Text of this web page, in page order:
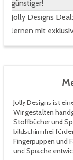
günstiger!
Jolly Designs
lernen mit
Jolly Designs ist
Wir gestalten
Stoffbücher und
bildschirmfrei
Fingerpuppen und
und Sprache